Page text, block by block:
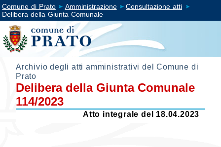
Comune di Prato Amministrazione
Consultazione atti
Delibera della Giunta Comunale
Archivio degli atti amministrativi del Comune di
Prato
Delibera della Giunta Comunale
114/2023
Atto integrale del 18.04.2023